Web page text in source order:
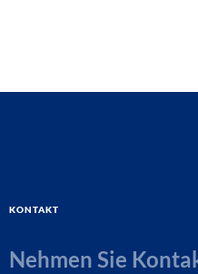
Kontakt
Nehmen Sie